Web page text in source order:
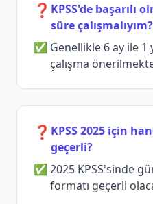
❓ KPSS'de başarılı
süre çalışmalıyım?
Genellikle 6 ay ile 1
çalışma
❓ KPSS 2025 için
geçerli?
2025 KPSS'sinde
formatı geçerli